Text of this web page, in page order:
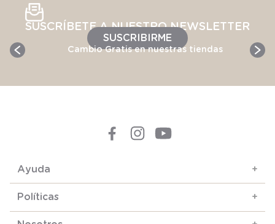
SUSCRÍBETE A NUESTRO NEWSLETTER
SUSCRIBIRME
Cambio Gratis en nuestras tiendas
Ayuda +
Políticas +